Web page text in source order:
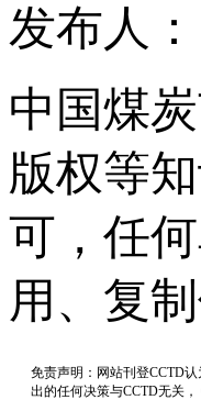
发布人：
中国煤
版权等
可，任
用、复
免责声明：网站刊登CCTD
出的任何决策与CCTD无关